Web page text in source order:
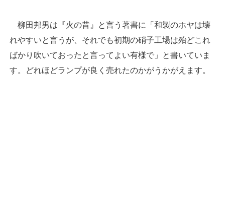
柳田邦男は『火の昔』と言う著書に「和製のホヤは壊
れやすいと言うが、それでも初期の硝子工場は殆どこれ
ばかり吹いておったと言ってよい有様で」と書いていま
す。どれほどランプが良く売れたのかがうかがえます。